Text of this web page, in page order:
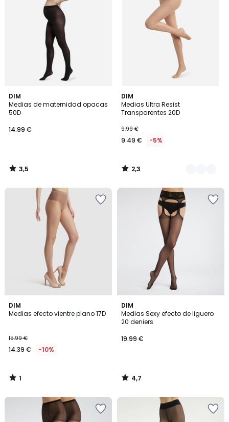
DIM
Medias de maternidad opacas
50D
14.99 €
3,5
/ 5
3,5
/
DIM
Medias Ultra Resist
Transparentes 20D
9.99 €
9.49 € -5%
2,3
/ 5
2
Colores
2,3
/
DIM
Medias efecto vientre plano 17D
15.99 €
14.39 € -10%
1
/
1
/
DIM
Medias Sexy efecto de liguero
20 deniers
19.99 €
4,7
/ 5
4,7
/